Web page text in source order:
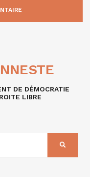
DE DÉMOCRATIE
LIBRE